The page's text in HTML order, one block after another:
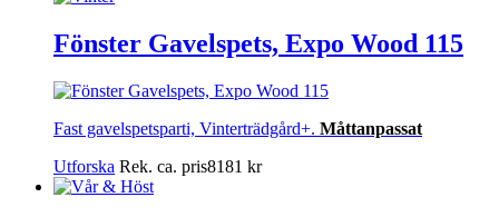
Fönster Gavelspets, Expo Wood 115
Fast gavelspetsparti, Vinterträdgård+. Måttanpassat
Utforska Rek. ca. pris8181 kr